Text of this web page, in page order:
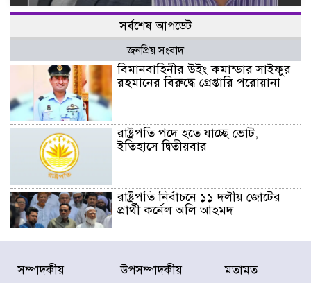
সর্বশেষ আপডেট
জনপ্রিয় সংবাদ
বিমানবাহিনীর উইং কমান্ডার সাইফুর
রহমানের বিরুদ্ধে গ্রেপ্তারি পরোয়ানা
রাষ্ট্রপতি পদে হতে যাচ্ছে ভোট,
ইতিহাসে দ্বিতীয়বার
রাষ্ট্রপতি নির্বাচনে ১১ দলীয় জোটের
প্রার্থী কর্নেল অলি আহমদ
ডিএনসিসির সঙ্গে সমন্বয়ে পরিচ্ছন্নতার
নতুন উদ্যোগ নিকুঞ্জ-টানপাড়ায়
সম্পাদকীয় উপসম্পাদকীয় মতামত